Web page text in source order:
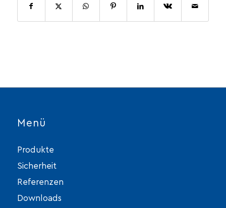
Menü
Produkte
Sicherheit
Referenzen
Downloads